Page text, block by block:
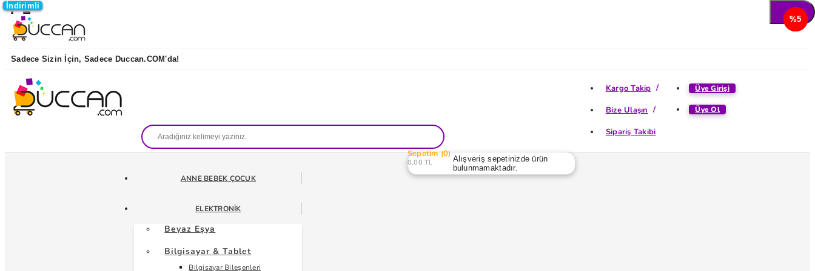
Sadece Sizin İçin, Sadece Duccan.COM'da!
Üye Girişi
Üye Ol
Kargo Takip
Bize Ulaşın
Sipariş Takibi
Sepetim 0
0,00 TL
Alışveriş sepetinizde ürün
bulunmamaktadır.
ANNE BEBEK ÇOCUK
ELEKTRONIK
Beyaz Eşya
Bilgisayar & Tablet
Bilgisayar Bileşenleri
%5
İndirimli
%5
İndirimli
%5
İndirimli
%5
İndirimli